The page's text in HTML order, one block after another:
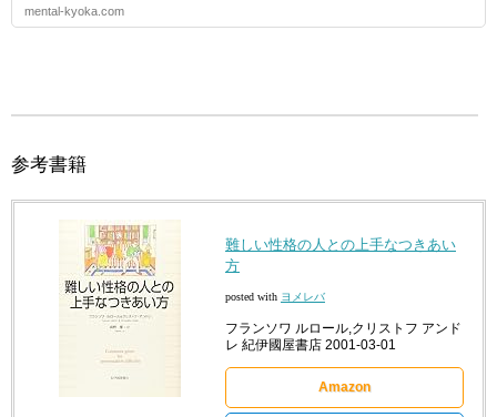
mental-kyoka.com
参考書籍
難しい性格の人との上手なつきあい
方
posted with ヨメレバ
フランソワ ルロール,クリストフ アンド
レ 紀伊國屋書店 2001-03-01
Amazon